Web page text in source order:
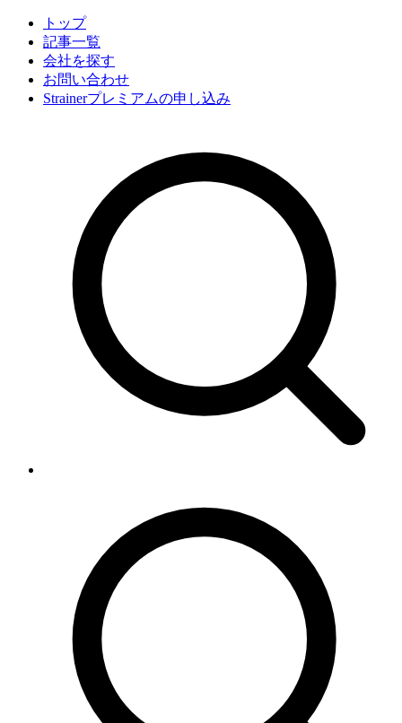
トップ
記事一覧
会社を探す
お問い合わせ
Strainerプレミアムの申し込み